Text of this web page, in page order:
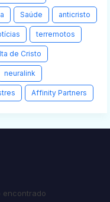
Saúde anticristo
terremotos
de Cristo
neuralink
Affinity Partners
encontrado